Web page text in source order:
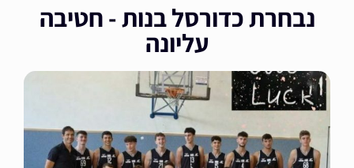
נבחרת כדורסל בנות - חטיבה
עליונה